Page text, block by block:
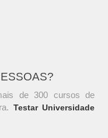
de 300 cursos de
Testar Universidade